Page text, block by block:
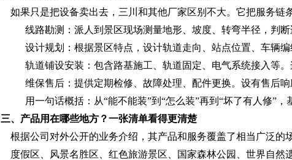
如果只是把设备卖出去，三川和其他厂家区别不大。它把服务链
线路勘测：派人到景区现场测量地形、坡度、转弯半径，判断
设计规划：根据景区特点，设计轨道走向、站点位置、车辆编
轨道铺设安装：包含路基施工、轨道固定、电气系统接入等。
维保售后：提供定期检修、故障处理、配件更换。设有售后
用一句话概括：从“能不能装”到“怎么装”再到“坏了有人修”，
三、产品用在哪些地方？一张清单看得更清楚
根据公司对外公开的业务介绍，其产品和服务覆盖了相当广泛的
度假区、风景名胜区、红色旅游景区、国家森林公园、世界自